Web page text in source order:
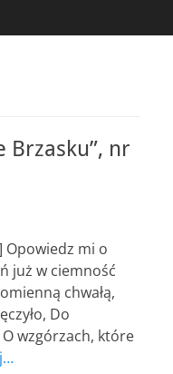
Brzasku”, nr
Opowiedz mi o
już w ciemność
chwałą,
Do
wzgórzach, które